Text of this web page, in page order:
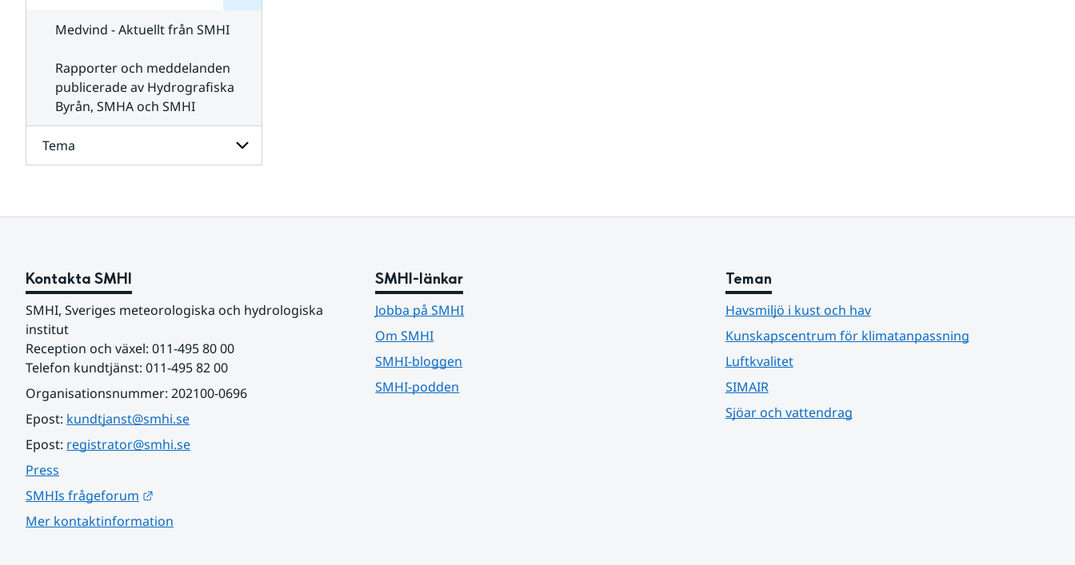
Kontakta
SMHI
Medvind - Aktuellt från SMHI
Rapporter och meddelanden
publicerade av Hydrografiska
Byrån, SMHA och SMHI
Tema
Tema
Kontakta SMHI
SMHI, Sveriges meteorologiska och hydrologiska
institut
Reception och växel: 011-495 80 00
Telefon kundtjänst: 011-495 82 00
Organisationsnummer: 202100-0696
Epost: kundtjanst@smhi.se
Epost: registrator@smhi.se
Press
SMHIs frågeforum
Mer kontaktinformation
SMHI-länkar
Jobba på SMHI
Om SMHI
SMHI-bloggen
SMHI-podden
Teman
Havsmiljö i kust och hav
Kunskapscentrum för klimatanpassning
Luftkvalitet
SIMAIR
Sjöar och vattendrag